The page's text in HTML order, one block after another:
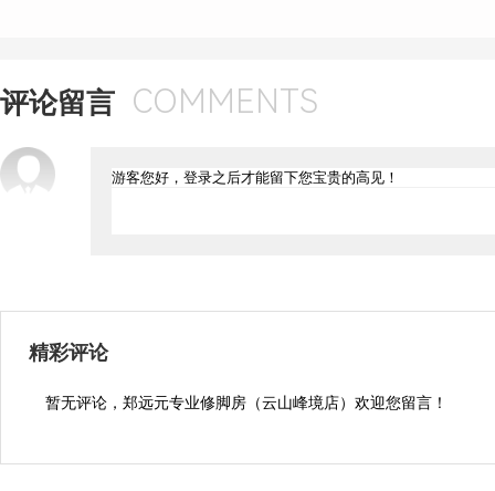
评论留言 COMMENTS
精彩评论
暂无评论，郑远元专业修脚房（云山峰境店）欢迎您留言！